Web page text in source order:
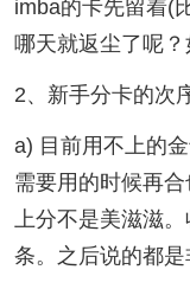
imba的卡先留着(
哪天就返尘了呢？
2、新手分卡的次
a) 目前用不上的
需要用的时候再
上分不是美滋滋
条。之后说的都是